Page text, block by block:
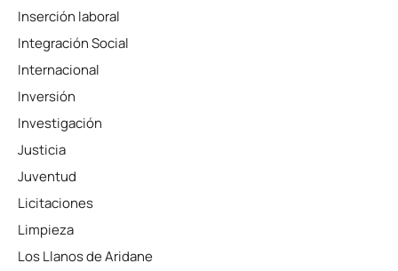
Inserción laboral
Integración Social
Internacional
Inversión
Investigación
Justicia
Juventud
Licitaciones
Limpieza
Los Llanos de Aridane